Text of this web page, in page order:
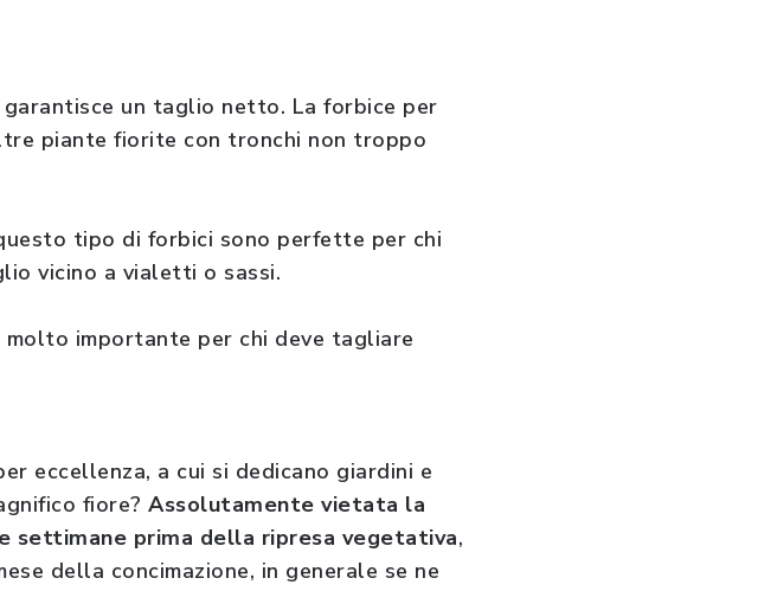
un taglio netto. La forbice per
piante fiorite con tronchi non troppo
tipo di forbici sono perfette per chi
vicino a vialetti o sassi.
importante per chi deve tagliare
eccellenza, a cui si dedicano giardini e
fiore?Assolutamente vietata la
settimane prima della ripresa vegetativa,
della concimazione, in generale se ne